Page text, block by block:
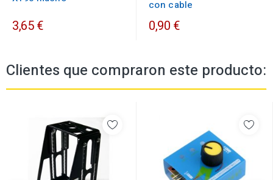
3,65 €
con cable
0,90 €
Clientes que compraron este producto: